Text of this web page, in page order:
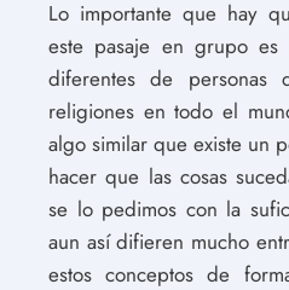
Lo importante que hay
este pasaje en grupo es
diferentes de personas
religiones en todo el
algo similar que existe un
hacer que las cosas
se lo pedimos con la
aun así difieren mucho
estos conceptos de